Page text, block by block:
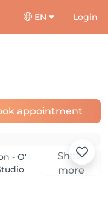
EN Login
appointment
Show
more